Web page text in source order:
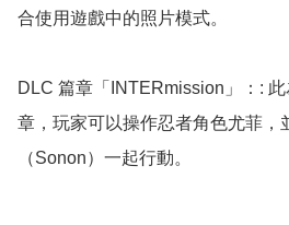
合使用遊戲中的照片模式。
DLC 篇章「INTERmission」：:
章，玩家可以操作忍者角色尤菲，